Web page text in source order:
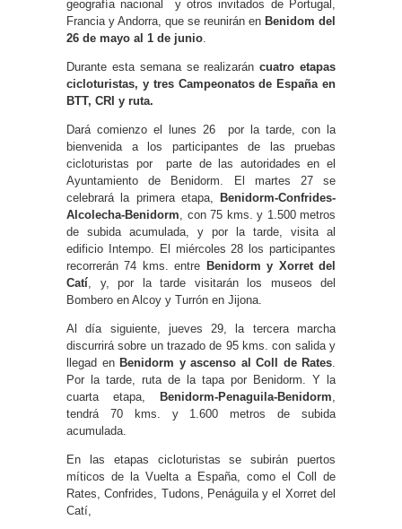
geografía nacional y otros invitados de Portugal,
Francia y Andorra, que se reunirán en Benidom del
26 de mayo al 1 de junio.
Durante esta semana se realizaráncuatro etapas
cicloturistas, y tres Campeonatos de España en
BTT, CRI y ruta.
Dará comienzo el lunes 26 por la tarde, con la
bienvenida a los participantes de las pruebas
cicloturistas por parte de las autoridades en el
Ayuntamiento de Benidorm. El martes 27 se
celebrará la primera etapa,
Benidorm-Confrides-
Alcolecha-Benidorm, con 75 kms. y 1.500 metros
de subida acumulada, y por la tarde, visita al
edificio Intempo. El miércoles 28 los participantes
recorrerán 74 kms. entre Benidorm y Xorret del
Catí, y, por la tarde visitarán los museos del
Bombero en Alcoy y Turrón en Jijona.
Al día siguiente, jueves 29, la tercera marcha
discurrirá sobre un trazado de 95 kms. con salida y
llegad en Benidorm y ascenso al Coll de Rates.
Por la tarde, ruta de la tapa por Benidorm. Y la
cuarta etapa,
Benidorm-Penaguila-Benidorm,
tendrá 70 kms. y 1.600 metros de subida
acumulada.
En las etapas cicloturistas se subirán puertos
míticos de la Vuelta a España, como el Coll de
Rates, Confrides, Tudons, Penáguila y el Xorret del
Catí,